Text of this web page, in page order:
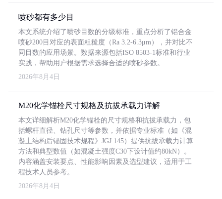
喷砂都有多少目
本文系统介绍了喷砂目数的分级标准，重点分析了铝合金
喷砂200目对应的表面粗糙度（Ra 3.2-6.3μm），并对比不
同目数的应用场景。数据来源包括ISO 8503-1标准和行业
实践，帮助用户根据需求选择合适的喷砂参数。
2026年8月4日
M20化学锚栓尺寸规格及抗拔承载力详解
本文详细解析M20化学锚栓的尺寸规格和抗拔承载力，包
括螺杆直径、钻孔尺寸等参数，并依据专业标准（如《混
凝土结构后锚固技术规程》JGJ 145）提供抗拔承载力计算
方法和典型数值（如混凝土强度C30下设计值约80kN）。
内容涵盖安装要点、性能影响因素及选型建议，适用于工
程技术人员参考。
2026年8月4日